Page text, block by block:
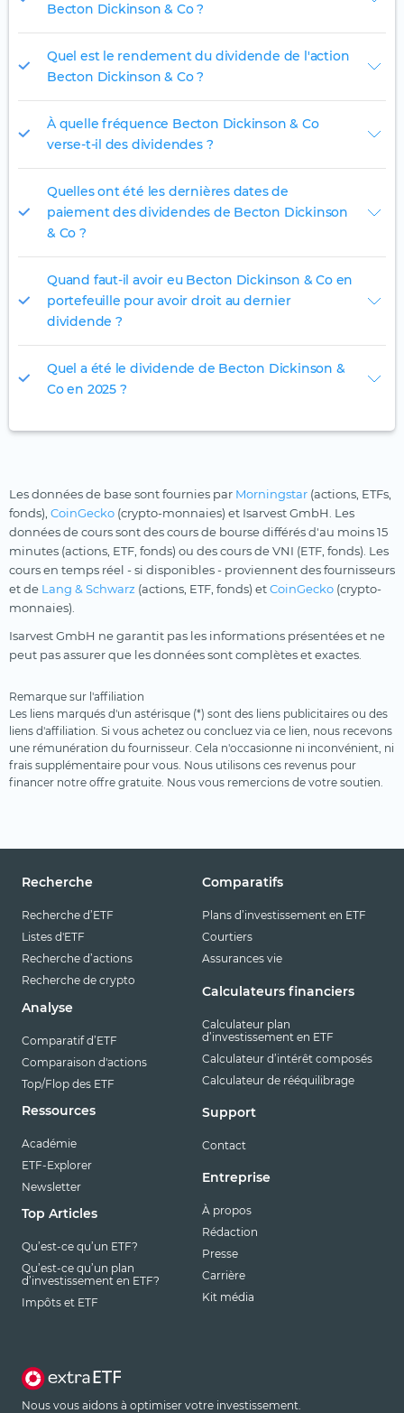
Becton Dickinson & Co ?
Quel est le rendement du dividende de l'action
Becton Dickinson & Co ?
À quelle fréquence Becton Dickinson & Co
verse-t-il des dividendes ?
Quelles ont été les dernières dates de
paiement des dividendes de Becton Dickinson
& Co ?
Quand faut-il avoir eu Becton Dickinson & Co en
portefeuille pour avoir droit au dernier
dividende ?
Quel a été le dividende de Becton Dickinson &
Co en 2025 ?
Les données de base sont fournies par Morningstar (actions, ETFs,
fonds), CoinGecko (crypto-monnaies) et Isarvest GmbH. Les
données de cours sont des cours de bourse différés d'au moins 15
minutes (actions, ETF, fonds) ou des cours de VNI (ETF, fonds). Les
cours en temps réel - si disponibles - proviennent des fournisseurs
et de Lang & Schwarz (actions, ETF, fonds) etCoinGecko (crypto-
monnaies).
Isarvest GmbH ne garantit pas les informations présentées et ne
peut pas assurer que les données sont complètes et exactes.
Remarque sur l'affiliation
Les liens marqués d'un astérisque (*) sont des liens publicitaires ou des
liens d'affiliation. Si vous achetez ou concluez via ce lien, nous recevons
une rémunération du fournisseur. Cela n'occasionne ni inconvénient, ni
frais supplémentaire pour vous. Nous utilisons ces revenus pour
financer notre offre gratuite. Nous vous remercions de votre soutien.
Recherche
Recherche d’ETF
Listes d'ETF
Recherche d’actions
Recherche de crypto
Analyse
Comparatif d’ETF
Comparaison d'actions
Top/Flop des ETF
Ressources
Académie
ETF-Explorer
Newsletter
Top Articles
Qu’est-ce qu’un ETF?
Qu’est-ce qu’un plan
d’investissement en ETF?
Impôts et ETF
Comparatifs
Plans d’investissement en ETF
Courtiers
Assurances vie
Calculateurs financiers
Calculateur plan
d’investissement en ETF
Calculateur d’intérêt composés
Calculateur de rééquilibrage
Support
Contact
Entreprise
À propos
Rédaction
Presse
Carrière
Kit média
Nous vous aidons à optimiser votre investissement.